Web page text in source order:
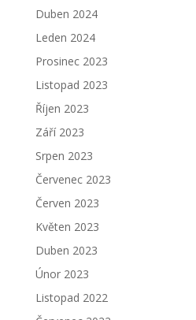
Duben 2024
Leden 2024
Prosinec 2023
Listopad 2023
Říjen 2023
Září 2023
Srpen 2023
Červenec 2023
Červen 2023
Květen 2023
Duben 2023
Únor 2023
Listopad 2022